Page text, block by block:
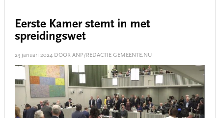
Eerste Kamer stemt in met
spreidingswet
23 januari 2024DOOR ANP/REDACTIE GEMEENTE.NU